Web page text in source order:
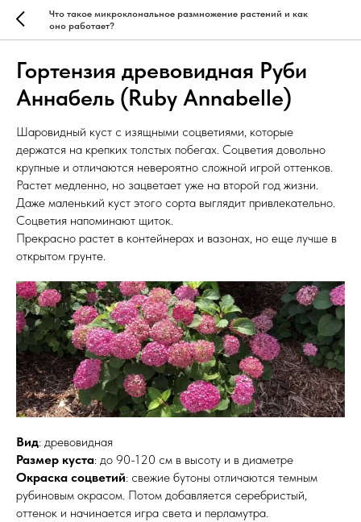
Что такое микроклональное размножение растений и как
оно работает?
Гортензия древовидная Руби
Аннабель (Ruby Annabelle)
Шаровидный куст с изящными соцветиями, которые
держатся на крепких толстых побегах. Соцветия довольно
крупные и отличаются невероятно сложной игрой оттенков.
Растет медленно, но зацветает уже на второй год жизни.
Даже маленький куст этого сорта выглядит привлекательно.
Соцветия напоминают щиток.
Прекрасно растет в контейнерах и вазонах, но еще лучше в
открытом грунте.
Вид: древовидная
Размер куста: до 90-120 см в высоту и в диаметре
Окраска соцветий: свежие бутоны отличаются темным
рубиновым окрасом. Потом добавляется серебристый,
оттенок и начинается игра света и перламутра.